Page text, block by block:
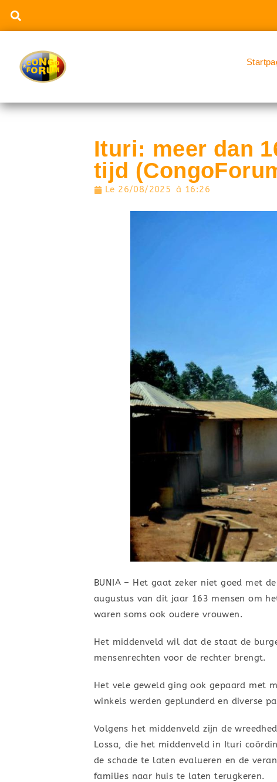
Ituri: meer dan
tijd
Le 26/08/2025 à 16:26
BUNIA – Het gaat zeker niet goed met
augustus van dit jaar 163 mensen om
waren soms ook oudere vrouwen.
Het middenveld wil dat de staat de
mensenrechten voor de rechter brengt.
Het vele geweld ging ook gepaard met
winkels werden geplunderd en diverse
Volgens het middenveld zijn de
Lossa, die het middenveld in Ituri
de schade te laten evalueren en de
families naar huis te laten terugkeren.